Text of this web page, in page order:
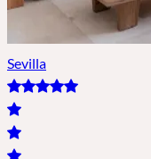
Sevilla